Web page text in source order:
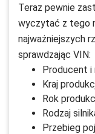
Teraz pewnie
wyczytać z tego
najważniejszych
sprawdzając VIN:
Producent i
Kraj
Rok
Rodzaj
Przebieg